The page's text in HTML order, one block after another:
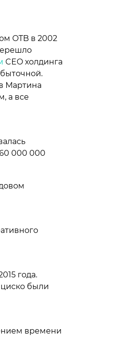
OTB в 2002
CEO холдинга
Мартина
а все
000 000
года.
были
времени